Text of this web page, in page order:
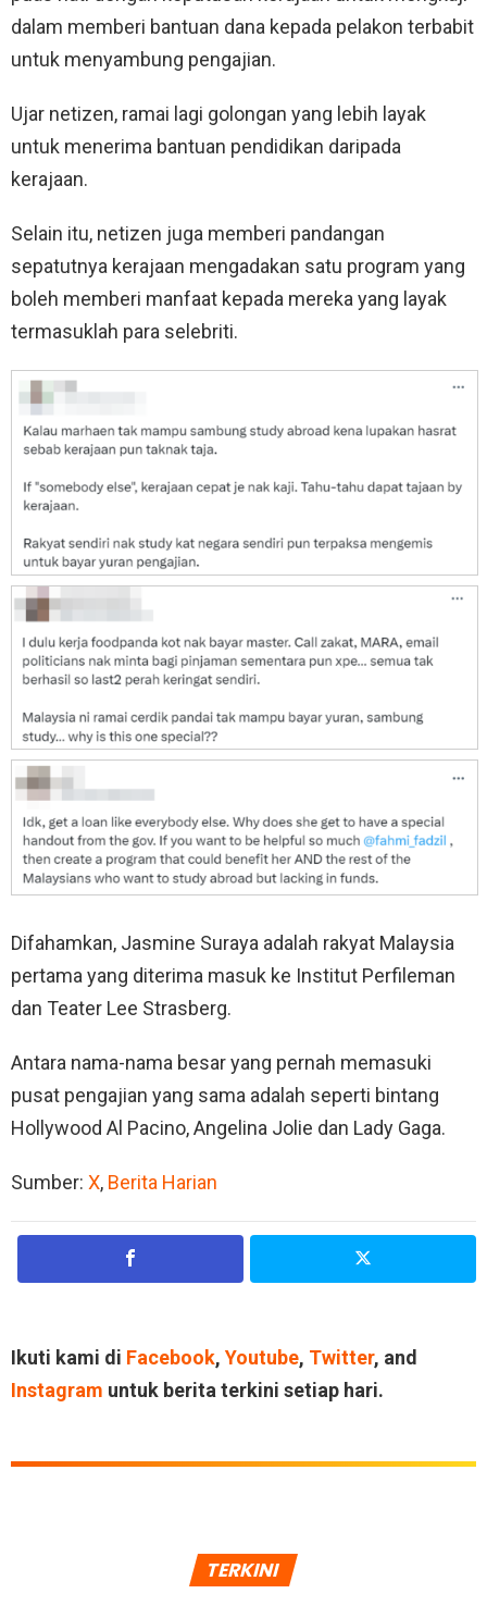
dalam memberi bantuan dana kepada pelakon terbabit
untuk menyambung pengajian.
Ujar netizen, ramai lagi golongan yang lebih layak
untuk menerima bantuan pendidikan daripada
kerajaan.
Selain itu, netizen juga memberi pandangan
sepatutnya kerajaan mengadakan satu program yang
boleh memberi manfaat kepada mereka yang layak
termasuklah para selebriti.
Difahamkan, Jasmine Suraya adalah rakyat Malaysia
pertama yang diterima masuk ke Institut Perfileman
dan Teater Lee Strasberg.
Antara nama-nama besar yang pernah memasuki
pusat pengajian yang sama adalah seperti bintang
Hollywood Al Pacino, Angelina Jolie dan Lady Gaga.
Sumber: X, Berita Harian
Ikuti kami di Facebook, Youtube, Twitter, and
Instagram untuk berita terkini setiap hari.
TERKINI